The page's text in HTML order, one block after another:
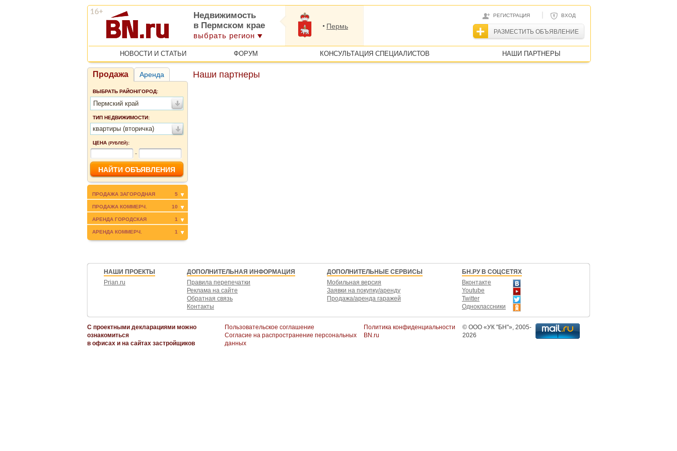
РЕГИСТРАЦИЯ | ВХОД
РАЗМЕСТИТЬ ОБЪЯВЛЕНИЕ
Недвижимость
в Пермском крае
выбрать регион
Пермь
НОВОСТИ И СТАТЬИ ФОРУМ КОНСУЛЬТАЦИЯ СПЕЦИАЛИСТОВ НАШИ ПАРТНЕРЫ
Продажа Аренда
ВЫБРАТЬ РАЙОН/ГОРОД:
Пермский край
ТИП НЕДВИЖИМОСТИ:
квартиры (вторичка)
ЦЕНА (РУБЛЕЙ):
-
ПРОДАЖА ЗАГОРОДНАЯ 5
ПРОДАЖА КОММЕРЧ. 10
АРЕНДА ГОРОДСКАЯ 1
АРЕНДА КОММЕРЧ. 1
Наши партнеры
НАШИ ПРОЕКТЫ
Prian.ru
ДОПОЛНИТЕЛЬНАЯ ИНФОРМАЦИЯ
Правила перепечатки
Реклама на сайте
Обратная связь
Контакты
ДОПОЛНИТЕЛЬНЫЕ СЕРВИСЫ
Мобильная версия
Заявки на покупку/аренду
Продажа/аренда гаражей
БН.РУ В СОЦСЕТЯХ
Вконтакте
Youtube
Twitter
Одноклассники
С проектными декларациями можно
ознакомиться
в офисах и на сайтах застройщиков
Пользовательское соглашение
Согласие на распространение персональных
данных
Политика конфиденциальности
BN.ru
© ООО «УК "БН"», 2005-
2026